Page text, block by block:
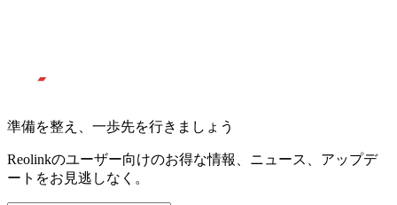
準備を整え、一歩先を行きましょう
Reolinkのユーザー向けのお得な情報、ニュース、アップデ
ートをお見逃しなく。